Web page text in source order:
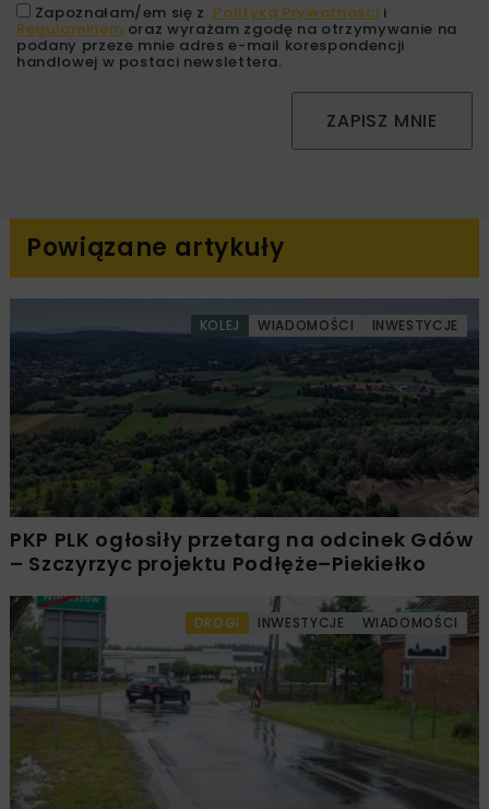
Zapoznałam/em się z Polityką Prywatności i
Regulaminem oraz wyrażam zgodę na otrzymywanie na
podany przeze mnie adres e-mail korespondencji
handlowej w postaci newslettera.
ZAPISZ MNIE
Powiązane artykuły
KOLEJ WIADOMOŚCI INWESTYCJE
PKP PLK ogłosiły przetarg na odcinek Gdów
– Szczyrzyc projektu Podłęże–Piekiełko
DROGI INWESTYCJE WIADOMOŚCI